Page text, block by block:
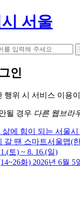
서울
인
행위 시 서비스 이용
될 경우 다른 웹브라